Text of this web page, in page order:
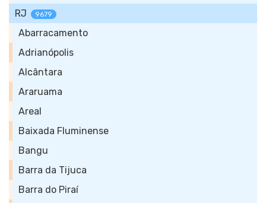
RJ
9679
Abarracamento
Adrianópolis
Alcântara
Araruama
Areal
Baixada Fluminense
Bangu
Barra da Tijuca
Barra do Piraí